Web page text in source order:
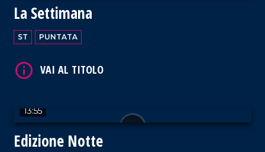
La Settimana
ST PUNTATA
13:55
Edizione Notte
VAI AL TITOLO
VAI AL TITOLO